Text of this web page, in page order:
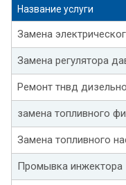
Название услуги
Замена
Замена регулятора
Ремонт тнвд
замена топливного
Замена топливного
Промывка инжектора